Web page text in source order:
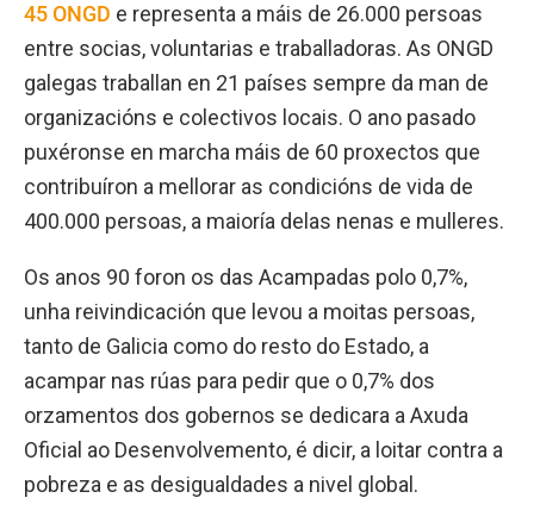
45 ONGD e representa a máis de 26.000 persoas
entre socias, voluntarias e traballadoras. As ONGD
galegas traballan en 21 países sempre da man de
organizacións e colectivos locais. O ano pasado
puxéronse en marcha máis de 60 proxectos que
contribuíron a mellorar as condicións de vida de
400.000 persoas, a maioría delas nenas e mulleres.
Os anos 90 foron os das Acampadas polo 0,7%,
unha reivindicación que levou a moitas persoas,
tanto de Galicia como do resto do Estado, a
acampar nas rúas para pedir que o 0,7% dos
orzamentos dos gobernos se dedicara a Axuda
Oficial ao Desenvolvemento, é dicir, a loitar contra a
pobreza e as desigualdades a nivel global.